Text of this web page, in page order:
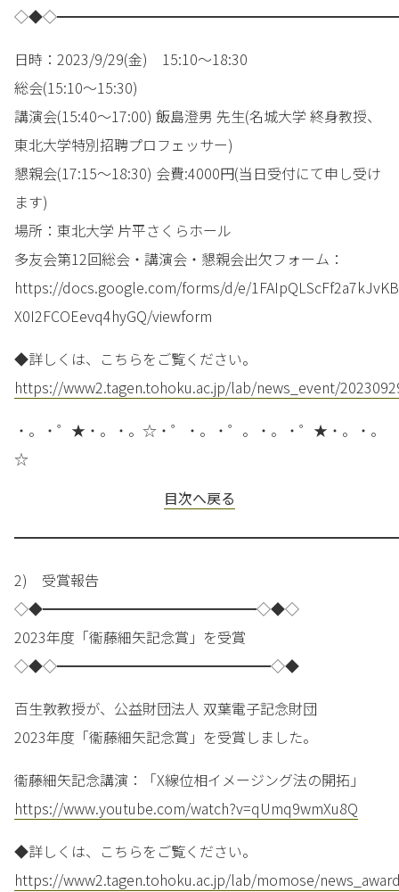
日時：2023/9/29(金) 15:10～18:30
総会(15:10～15:30)
講演会(15:40～17:00) 飯島澄男 先生(名城大学 終身教授、
東北大学特別招聘プロフェッサー)
懇親会(17:15～18:30) 会費:4000円(当日受付にて申し受け
ます)
場所：東北大学 片平さくらホール
多友会第12回総会・講演会・懇親会出欠フォーム：
https://docs.google.com/forms/d/e/
X0I2FCOEevq4hyGQ/viewform
◆詳しくは、こちらをご覧ください。
https://www2.tagen.tohoku.ac.jp/lab/news_event/
・。・゜★・。・。☆・゜・。・゜。・。・゜★・。・。
☆
目次へ戻る
2) 受賞報告
◇◆━━━━━━━━━━━━━━━◇◆◇
2023年度「衞藤細矢記念賞」を受賞
◇◆◇━━━━━━━━━━━━━━━◇◆
百生敦教授が、公益財団法人 双葉電子記念財団
2023年度「衞藤細矢記念賞」を受賞しました。
衞藤細矢記念講演：「X線位相イメージング法の開拓」
https://www.youtube.com/watch?v=qUmq9wmXu8Q
◆詳しくは、こちらをご覧ください。
https://www2.tagen.tohoku.ac.jp/lab/momose/